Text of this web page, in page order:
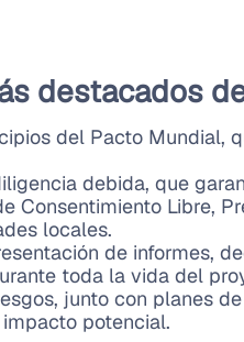
destacados
del Pacto Mundial,
debida, que
Consentimiento Libre,
locales.
de informes,
toda la vida del
junto con planes
potencial.